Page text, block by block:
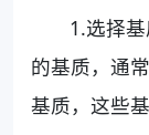
1.选择
的基质，通
基质，这些